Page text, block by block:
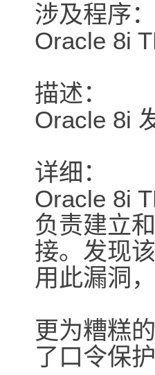
涉及程序：
Oracle 8i
描述：
Oracle 8i
详细：
Oracle 8i
负责建立
接。发现
用此漏洞
更为糟糕
了口令保